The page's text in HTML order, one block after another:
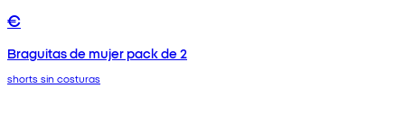
€
Braguitas de mujer pack de 2
shorts sin costuras